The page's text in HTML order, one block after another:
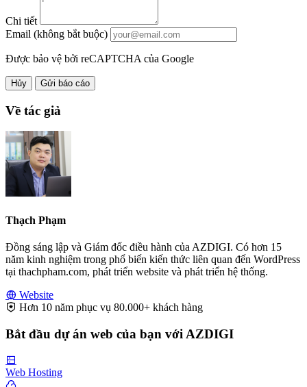
Chi tiết
Email (không bắt buộc)
Được bảo vệ bởi reCAPTCHA của Google
Hủy Gửi báo cáo
Về tác giả
Thạch Phạm
Đồng sáng lập và Giám đốc điều hành của AZDIGI. Có hơn 15
năm kinh nghiệm trong phổ biến kiến thức liên quan đến WordPress
tại thachpham.com, phát triển website và phát triển hệ thống.
Website
Hơn 10 năm phục vụ 80.000+ khách hàng
Bắt đầu dự án web của bạn với AZDIGI
Web Hosting